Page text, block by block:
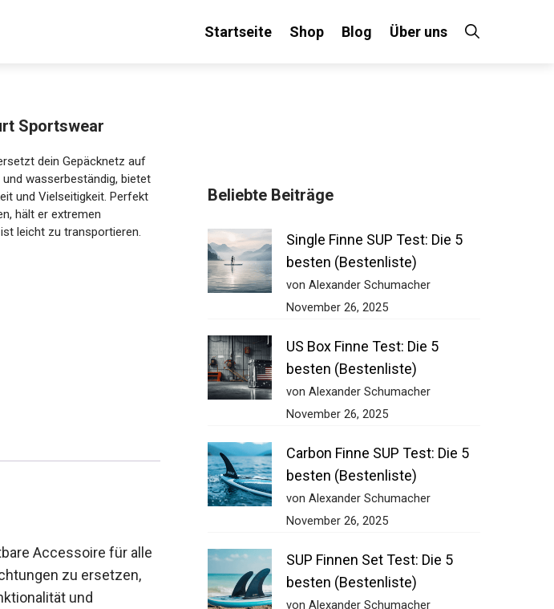
Startseite Shop Blog Über uns
Sportswear
dein Gepäcknetz auf
wasserbeständig, bietet
und Vielseitigkeit. Perfekt
hält er extremen
leicht zu transportieren.
Accessoire für
zu
Funktionalität
Beliebte Beiträge
Single Finne SUP Test: Die 5
besten (Bestenliste)
von Alexander Schumacher
November 26, 2025
US Box Finne Test: Die 5
besten (Bestenliste)
von Alexander Schumacher
November 26, 2025
Carbon Finne SUP Test: Die 5
besten (Bestenliste)
von Alexander Schumacher
November 26, 2025
SUP Finnen Set Test: Die 5
besten (Bestenliste)
von Alexander Schumacher
Sale
Produkte im Sale bei Decathlon an!